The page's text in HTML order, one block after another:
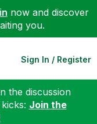
now and discover
you.
Sign In / Register
the discussion
Join the